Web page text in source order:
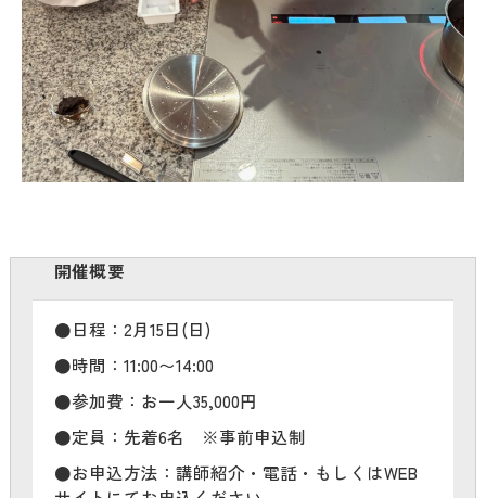
開催概要
●日程：2月15日(日)
●時間：11:00〜14:00
●参加費：お一人35,000円
●定員：先着6名 ※事前申込制
●お申込方法：講師紹介・電話・もしくはWEB